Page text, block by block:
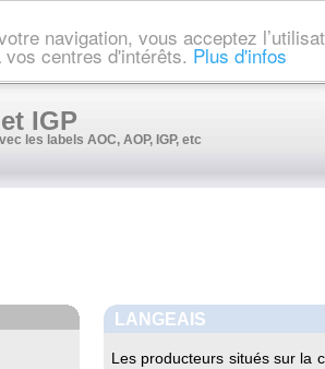
navigation, vous acceptez
centres d'intérêts. Plus d'infos
IGP
les labels AOC, AOP, IGP, etc
LANGEAIS
Les producteurs situés sur la